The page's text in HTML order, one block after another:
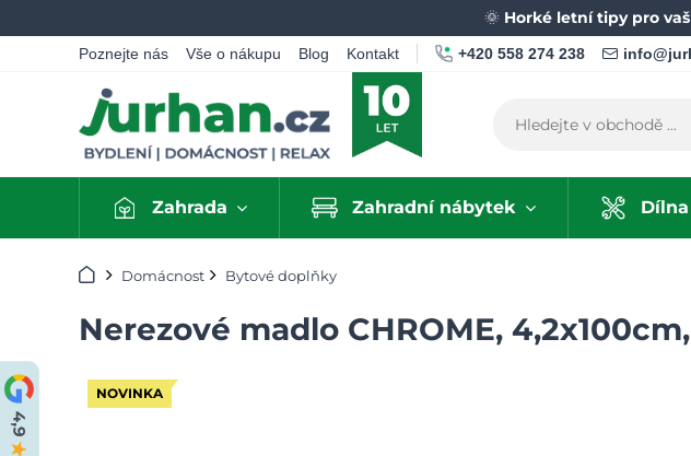
🌞 Horké letní tipy pro
Poznejte nás Vše o nákupu Blog Kontakt +420 558 274 238
Zahrada Zahradní nábytek Dílna
Úvod Domácnost Bytové doplňky
Nerezové madlo CHROME,
NOVINKA